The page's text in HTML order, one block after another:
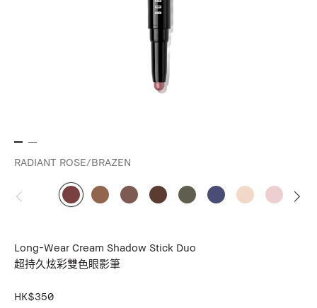
RADIANT ROSE/BRAZEN
Long-Wear Cream Shadow Stick Duo
超持久炫彩雙色眼影筆
HK$350